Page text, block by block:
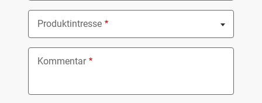
Produktintresse
Nothing selected
Kommentar